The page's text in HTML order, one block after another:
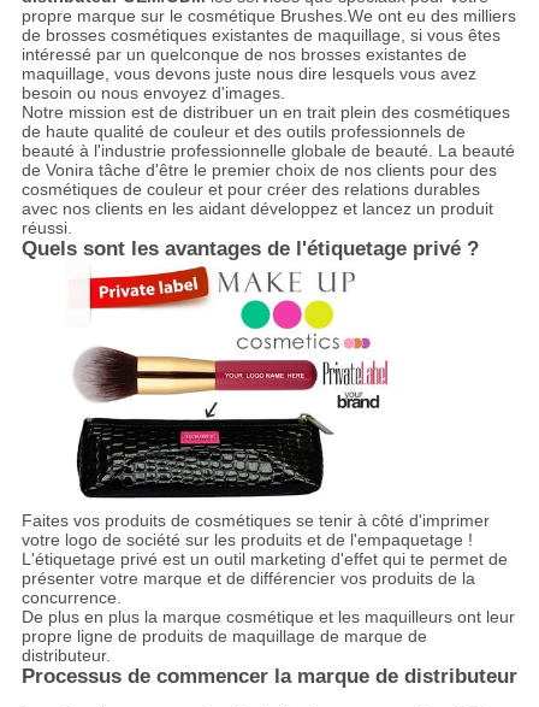
propre marque sur le cosmétique Brushes.We ont eu des milliers
de brosses cosmétiques existantes de maquillage, si vous êtes
intéressé par un quelconque de nos brosses existantes de
maquillage, vous devons juste nous dire lesquels vous avez
besoin ou nous envoyez d'images.
Notre mission est de distribuer un en trait plein des cosmétiques
de haute qualité de couleur et des outils professionnels de
beauté à l'industrie professionnelle globale de beauté. La beauté
de Vonira tâche d'être le premier choix de nos clients pour des
cosmétiques de couleur et pour créer des relations durables
avec nos clients en les aidant développez et lancez un produit
réussi.
Quels sont les avantages de l'étiquetage privé ?
Faites vos produits de cosmétiques se tenir à côté d'imprimer
votre logo de société sur les produits et de l'empaquetage !
L'étiquetage privé est un outil marketing d'effet qui te permet de
présenter votre marque et de différencier vos produits de la
concurrence.
De plus en plus la marque cosmétique et les maquilleurs ont leur
propre ligne de produits de maquillage de marque de
distributeur.
Processus de commencer la marque de distributeur